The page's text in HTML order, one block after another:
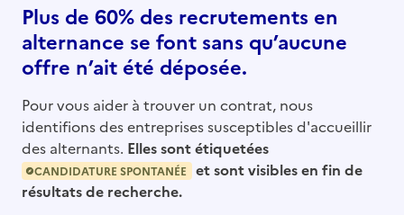
Plus de 60% des recrutements en
alternance se font sans qu’aucune
offre n’ait été déposée.
Pour vous aider à trouver un contrat, nous
identifions des entreprises susceptibles d'accueillir
des alternants. Elles sont étiquetées
CANDIDATURE SPONTANÉE
et sont visibles en fin de
résultats de recherche.